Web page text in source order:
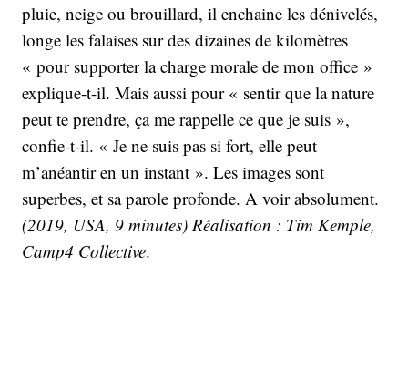
pluie, neige ou brouillard, il enchaine les dénivelés,
longe les falaises sur des dizaines de kilomètres
« pour supporter la charge morale de mon office »
explique-t-il. Mais aussi pour « sentir que la nature
peut te prendre, ça me rappelle ce que je suis »,
confie-t-il. « Je ne suis pas si fort, elle peut
m’anéantir en un instant ». Les images sont
superbes, et sa parole profonde. A voir absolument.
(2019, USA, 9 minutes) Réalisation : Tim Kemple,
Camp4 Collective.